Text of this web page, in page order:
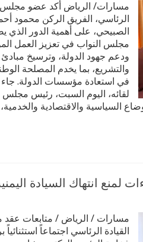
مسارات/ الرياض أكد عضو مجلس
الرئاسي، الفريق الركن محمود
الصبيحي، على أهمية الدور الذي
مجلس النواب في تعزيز العمل
ودعم جهود الدولة، وترسيخ مبادئ
والتشريع، بما يخدم المصلحة
في استعادة مؤسسات الدولة.
لقائه، اليوم السبت، رئيس مجلس
السياسية والاقتصادية
لمنع انتهاك السيادة
مسارات / الرياض / متابعات
القيادة الرئاسي اجتماعاً استثنائياً